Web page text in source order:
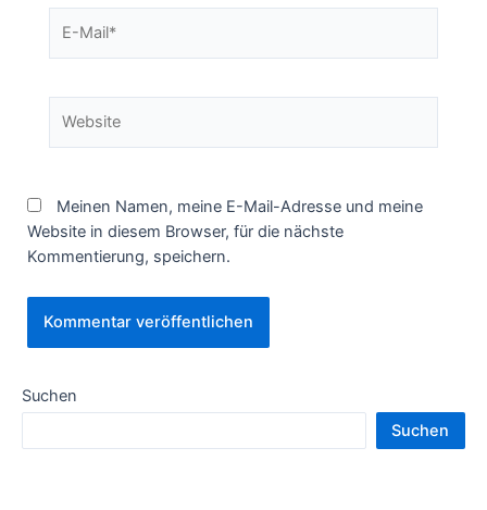
Mail*
Meinen Namen, meine E-Mail-Adresse und meine
Website in diesem Browser, für die nächste
Kommentierung, speichern.
Suchen
Suchen